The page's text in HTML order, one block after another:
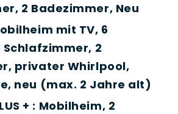
2 Badezimmer, Neu
mit TV, 6
Schlafzimmer, 2
privater Whirlpool,
neu (max. 2 Jahre alt)
+ : Mobilheim, 2